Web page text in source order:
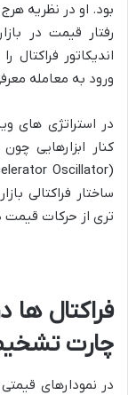
بود. او در نظریه
رفتار قیمت در
اندیکاتور فراکتال
ورود به معامله
در استراتژی های
ساختار فراکتالی
تری از حرکات قیمت
فراکتال ها
چارت
در نمودارهای